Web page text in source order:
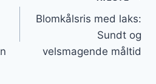
Blomkålsris med laks:
Sundt og
velsmagende måltid